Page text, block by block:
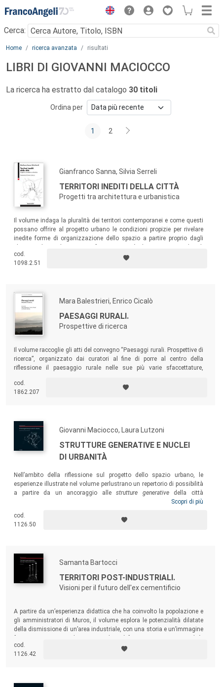
Menu
Cerca:
Main content
Home ricerca avanzata risultati
LIBRI DI GIOVANNI MACIOCCO
La ricerca ha estratto dal catalogo 30 titoli
Ordina per
1 2
Gianfranco Sanna, Silvia Serreli
TERRITORI INEDITI DELLA CITTÀ
Progetti tra architettura e urbanistica
Il volume indaga la pluralità dei territori contemporanei e come questi
possano offrire al progetto urbano le condizioni propizie per rivelare
inedite forme di organizzazione dello spazio a partire proprio dagli
qualità.
cod.
1098.2.51
Mara Balestrieri, Enrico Cicalò
PAESAGGI RURALI.
Prospettive di ricerca
Il volume raccoglie gli atti del convegno “Paesaggi rurali. Prospettive di
ricerca”, organizzato dai curatori al ﬁne di porre al centro della
riﬂessione il paesaggio rurale nelle sue più varie sfaccettature,
punto di vista sul tema.
cod.
1862.207
Giovanni Maciocco, Laura Lutzoni
STRUTTURE GENERATIVE E NUCLEI
DI URBANITÀ
Nell’ambito della riflessione sul progetto dello spazio urbano, le
esperienze illustrate nel volume perlustrano un repertorio di possibilità
a partire da un ancoraggio allestrutture generativedella città
riconoscibili nel suo sistema ambientale. La ricerca fa emergere alcuni
ne richiamano una dimensione territoriale. L’individuazione di questi
nuclei può aprire prospettive fertili per pensare nuovi spazi di relazione
Scopri di più
cod.
1126.50
Samanta Bartocci
TERRITORI POST-INDUSTRIALI.
Visioni per il futuro dell'ex cementificio
A partire da un’esperienza didattica che ha coinvolto la popolazione e
gli amministratori di Muros, il volume esplora le potenzialità dilatate
della dismissione di un’area industriale, con una storia e un’immagine
alla ricerca di una nuova funzione, di una nuova fisicità, di una nuova
identità, di una nuova dimensione della città.
cod.
1126.42